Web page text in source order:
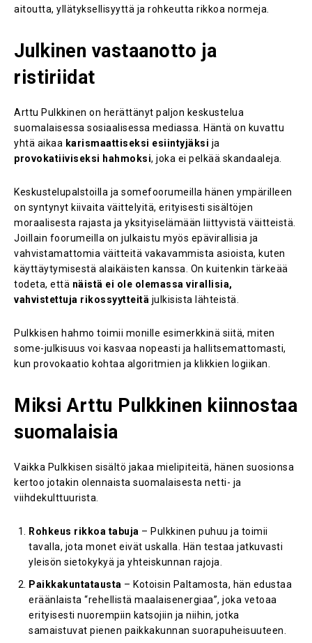
aitoutta, yllätyksellisyyttä ja rohkeutta rikkoa normeja.
Julkinen vastaanotto ja
ristiriidat
Arttu Pulkkinen on herättänyt paljon keskustelua
suomalaisessa sosiaalisessa mediassa. Häntä on kuvattu
yhtä aikaa karismaattiseksi esiintyjäksi ja
provokatiiviseksi hahmoksi, joka ei pelkää skandaaleja.
Keskustelupalstoilla ja somefoorumeilla hänen ympärilleen
on syntynyt kiivaita väittelyitä, erityisesti sisältöjen
moraalisesta rajasta ja yksityiselämään liittyvistä väitteistä.
Joillain foorumeilla on julkaistu myös epävirallisia ja
vahvistamattomia väitteitä vakavammista asioista, kuten
käyttäytymisestä alaikäisten kanssa. On kuitenkin tärkeää
todeta, että näistä ei ole olemassa virallisia,
vahvistettuja rikossyytteitä julkisista lähteistä.
Pulkkisen hahmo toimii monille esimerkkinä siitä, miten
some-julkisuus voi kasvaa nopeasti ja hallitsemattomasti,
kun provokaatio kohtaa algoritmien ja klikkien logiikan.
Miksi Arttu Pulkkinen kiinnostaa
suomalaisia
Vaikka Pulkkisen sisältö jakaa mielipiteitä, hänen suosionsa
kertoo jotakin olennaista suomalaisesta netti- ja
viihdekulttuurista.
Rohkeus rikkoa tabuja – Pulkkinen puhuu ja toimii
tavalla, jota monet eivät uskalla. Hän testaa jatkuvasti
yleisön sietokykyä ja yhteiskunnan rajoja.
Paikkakuntatausta – Kotoisin Paltamosta, hän edustaa
eräänlaista “rehellistä maalaisenergiaa”, joka vetoaa
erityisesti nuorempiin katsojiin ja niihin, jotka
samaistuvat pienen paikkakunnan suorapuheisuuteen.